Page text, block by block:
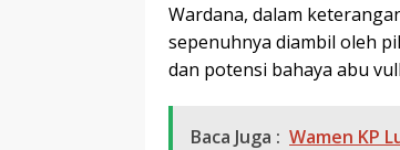
Wardana, dalam
sepenuhnya diambil oleh
dan potensi bahaya abu
Baca Juga : Wamen KP